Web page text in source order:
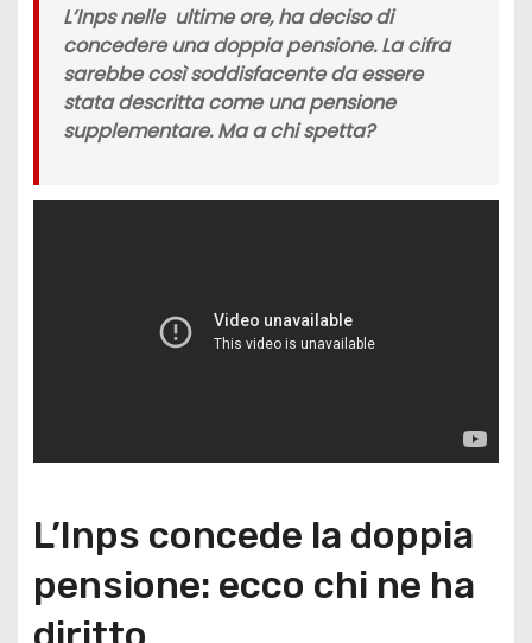
L’Inpsnelle ultime ore, ha deciso di
concedere unadoppia pensione. La cifra
sarebbe così soddisfacente da essere
stata descritta come unapensione
supplementare.Ma a chi spetta?
L’Inps concede la doppia
pensione: ecco chi ne ha